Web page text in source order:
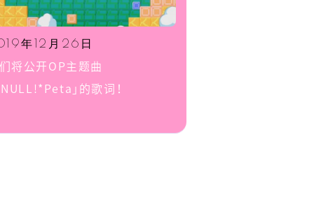
年12月26日
将公开OP主题曲
」的歌词！